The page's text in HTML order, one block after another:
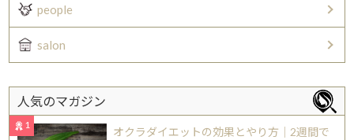
people
salon
人気のマガジン
1
オクラダイエットの効果とやり方｜2週間で